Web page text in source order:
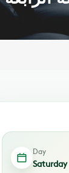
Day
Saturday